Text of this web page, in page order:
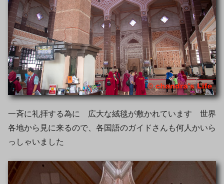
一斉に礼拝する為に 広大な絨毯が敷かれています 世界
各地から見に来るので、各国語のガイドさんも何人かいら
っしゃいました